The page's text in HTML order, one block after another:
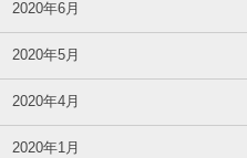
2020年6月
2020年5月
2020年4月
2020年1月